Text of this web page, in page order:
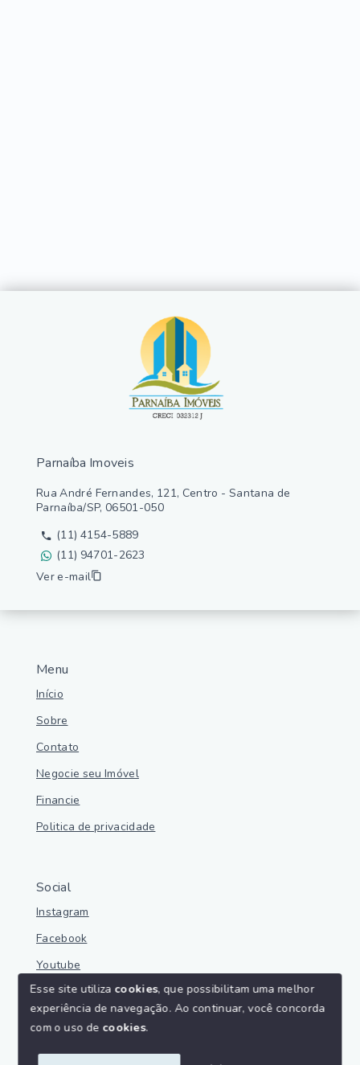
Menu
Início
Sobre
Contato
Negocie seu Imóvel
Financie
Politica de privacidade
Social
Instagram
Facebook
Youtube
© Copyright 2026 - Parnaíba Imoveis - Todos os direitos
Parnaíba Imoveis
Rua André Fernandes, 121, Centro - Santana de
Parnaíba/SP, 06501-050
(11) 4154-5889
(11) 94701-2623
Ver e-mail
Esse site utiliza cookies, que possibilitam uma melhor
experiência de navegação. Ao continuar, você concorda
com o uso de cookies.